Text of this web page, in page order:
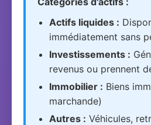
Actifs liquides :
immédiatement sans
Investissements :
revenus ou prennent
Immobilier : Biens
marchande)
Autres : Véhicules,